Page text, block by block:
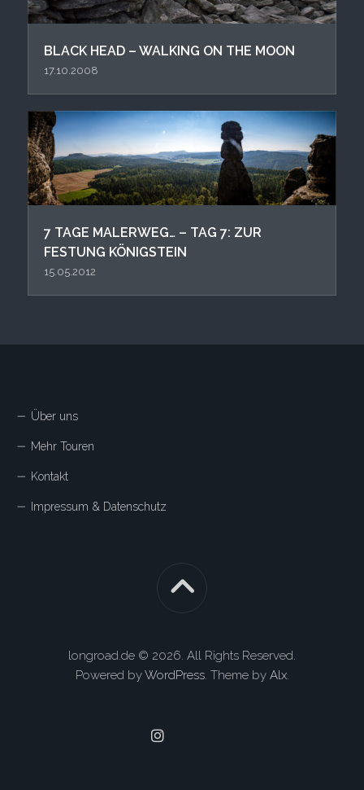
BLACK HEAD – WALKING ON THE MOON
17.10.2008
7 TAGE MALERWEG… – TAG 7: ZUR
FESTUNG KÖNIGSTEIN
15.05.2012
Über uns
Mehr Touren
Kontakt
Impressum & Datenschutz
longroad.de © 2026. All Rights Reserved.
Powered byWordPress. Theme by Alx.